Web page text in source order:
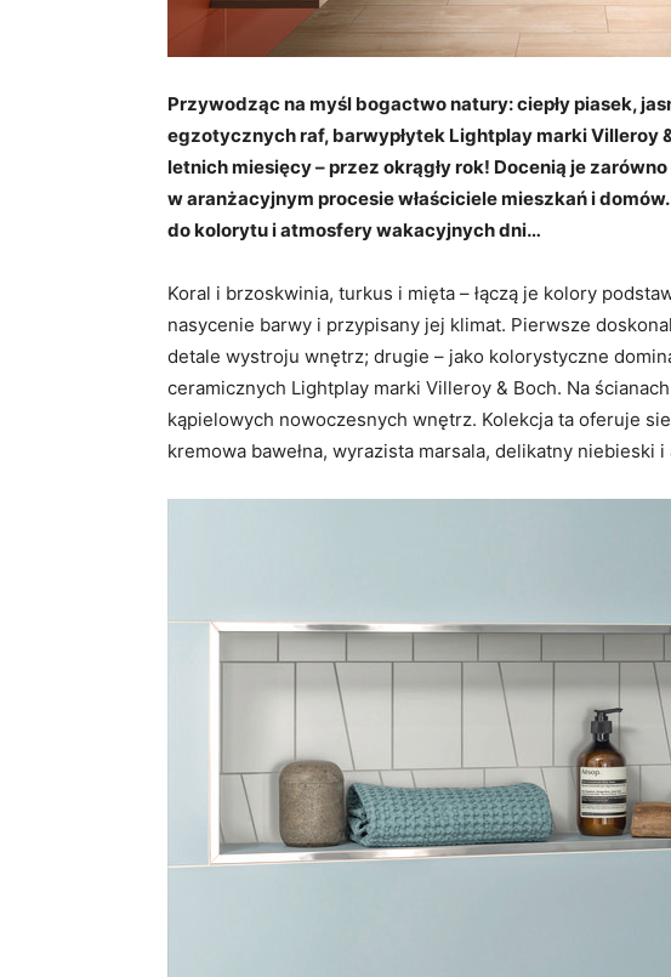
Przywodząc na myśl bogactwo natury: ciepły piasek,
egzotycznych raf, barwypłytek Lightplay marki Villeroy
letnich miesięcy – przez okrągły rok! Docenią je
w aranżacyjnym procesie właściciele mieszkań i
do kolorytu i atmosfery wakacyjnych dni…
Koral i brzoskwinia, turkus i mięta – łączą je kolory
nasycenie barwy i przypisany jej klimat. Pierwsze
detale wystroju wnętrz; drugie – jako kolorystyczne
ceramicznych Lightplay marki Villeroy & Boch. Na
kąpielowych nowoczesnych wnętrz. Kolekcja ta oferuje
kremowa bawełna, wyrazista marsala, delikatny niebieski